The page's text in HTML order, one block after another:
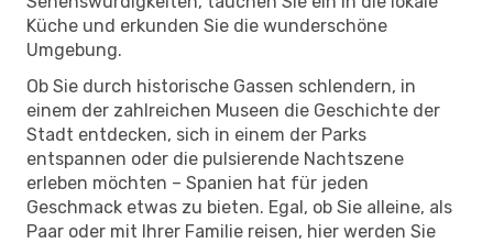
Küche und erkunden Sie die wunderschöne
Umgebung.
Ob Sie durch historische Gassen schlendern, in
einem der zahlreichen Museen die Geschichte der
Stadt entdecken, sich in einem der Parks
entspannen oder die pulsierende Nachtszene
erleben möchten – Spanien hat für jeden
Geschmack etwas zu bieten. Egal, ob Sie alleine, als
Paar oder mit Ihrer Familie reisen, hier werden Sie